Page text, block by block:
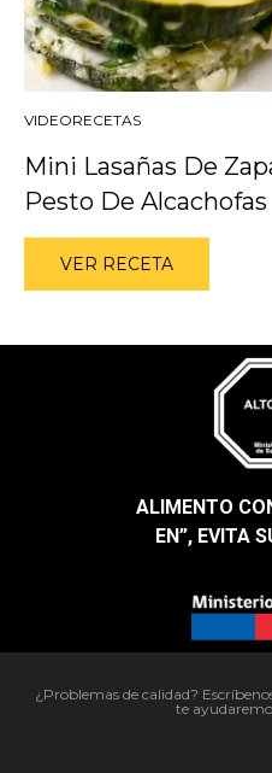
VIDEORECETAS
Mini Lasañas De
Pesto De Alcachofas
VER RECETA
ALIMENTO
EN”, EVITA
¿Problemas de calidad?
te